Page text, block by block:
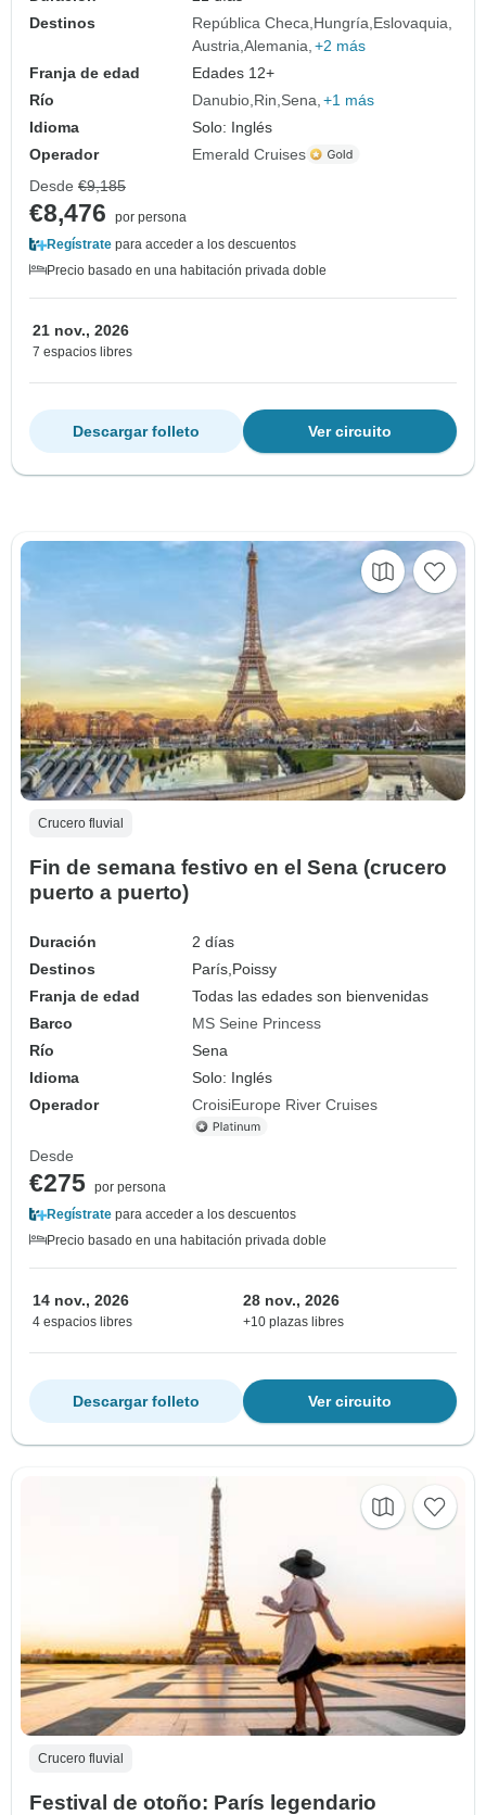
Destinos
República Checa Hungría Eslovaquia
Austria Alemania +2 más
Franja de edad
Edades 12+
Río
Danubio Rin Sena +1 más
Idioma
Solo: Inglés
Operador
Emerald Cruises
Desde €9,185
€8,476
por persona
Regístrate para acceder a los descuentos
Precio basado en una habitación privada doble
21 nov., 2026
7 espacios libres
Ver circuito
Descargar folleto
Crucero fluvial
Fin de semana festivo en el Sena (crucero
puerto a puerto)
Duración
2 días
Destinos
París, Poissy
Franja de edad
Todas las edades son bienvenidas
Barco
MS Seine Princess
Río
Sena
Idioma
Solo: Inglés
Operador
CroisiEurope River Cruises
Desde
€275 por persona
Regístrate para acceder a los descuentos
Precio basado en una habitación privada doble
14 nov., 2026
4 espacios libres
28 nov., 2026
+10 plazas libres
Ver circuito
Descargar folleto
Crucero fluvial
Festival de otoño: París legendario